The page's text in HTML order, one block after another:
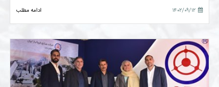
۱۴۰۲/۰۹/۱۲ ادامه مطلب